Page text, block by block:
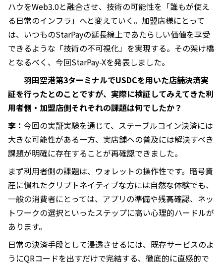
ハウをWeb3.0と融合させ、技術の可能性を「誰もが使え
る日常のインフラ」へと変えていく。加盟店様にとって
は、いつものStarPayの延長線上であたらしい価値を享受
できるような「技術の不可視化」を実現する。その架け橋
となるべく、今回StarPay-Xを発表しました。
──羽田空港第3ターミナルでUSDCを用いた店舗決済実
証を行ったとのことですが、実際に検証してみえてきた利
用者側・加盟店側それぞれの課題は何でしたか？
李： 今回の実証実験を通じて、ステーブルコイン決済には
大きな可能性がある一方、実店舗への普及には解決すべき
課題が明確に存在することが再確認できました。
まず利用者側の課題は、ウォレットの操作性です。暗号資
産に慣れたクリプトネイティブな方には自然な体験でも、
一般の消費者にとっては、アプリの準備や残高確認、ネッ
トワークの選択といったステップに高い心理的ハードルが
あります。
日常の決済手段として浸透させるには、既存サービスのよ
うにQRコードを出すだけで完結する、徹底的に直感的で